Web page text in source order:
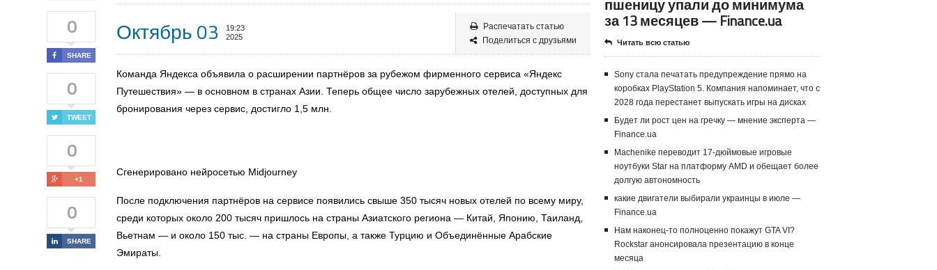
0
SHARE
0
TWEET
0
+1
0
SHARE
Октябрь 03
19:23
2025
Распечатать статью
Поделиться с друзьями
Команда Яндекса объявила о расширении партнёров за рубежом фирменного сервиса «Яндекс
Путешествия» — в основном в странах Азии. Теперь общее число зарубежных отелей, доступных для
бронирования через сервис, достигло 1,5 млн.
Сгенерировано нейросетью Midjourney
После подключения партнёров на сервисе появились свыше 350 тысяч новых отелей по всему миру,
среди которых около 200 тысяч пришлось на страны Азиатского региона — Китай, Японию, Таиланд,
Вьетнам — и около 150 тыс. — на страны Европы, а также Турцию и Объединённые Арабские
Эмираты.
пшеницу упали до минимума
за 13 месяцев — Finance.ua
Читать всю статью
Sony стала печатать предупреждение прямо на
коробках PlayStation 5. Компания напоминает, что с
2028 года перестанет выпускать игры на дисках
Будет ли рост цен на гречку — мнение эксперта —
Finance.ua
Machenike переводит 17-дюймовые игровые
ноутбуки Star на платформу AMD и обещает более
долгую автономность
какие двигатели выбирали украинцы в июле —
Finance.ua
Нам наконец-то полноценно покажут GTA VI?
Rockstar анонсировала презентацию в конце
месяца